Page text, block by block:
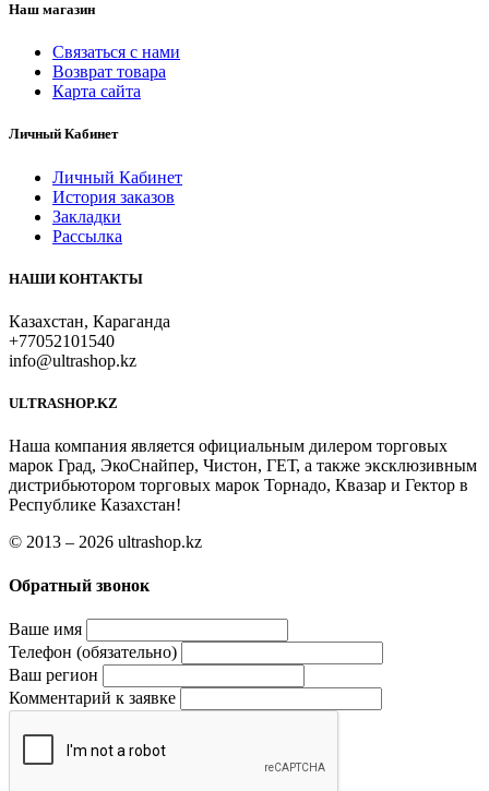
Наш магазин
Связаться с нами
Возврат товара
Карта сайта
Личный Кабинет
Личный Кабинет
История заказов
Закладки
Рассылка
НАШИ КОНТАКТЫ
Казахстан, Караганда
+77052101540
info@ultrashop.kz
ULTRASHOP.KZ
Наша компания является официальным дилером торговых
марок Град, ЭкоСнайпер, Чистон, ГЕТ, а также эксклюзивным
дистрибьютором торговых марок Торнадо, Квазар и Гектор в
Республике Казахстан!
© 2013 – 2026 ultrashop.kz
Обратный звонок
Ваше имя
Телефон (обязательно)
Ваш регион
Комментарий к заявке